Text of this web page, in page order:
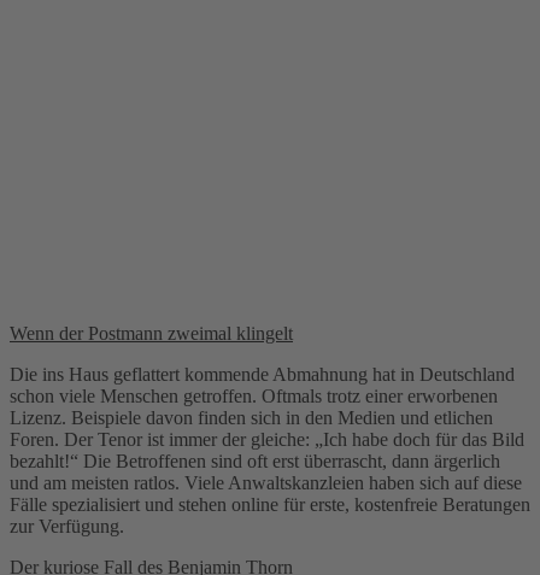
Wenn der Postmann zweimal klingelt
Die ins Haus geflattert kommende Abmahnung hat in Deutschland
schon viele Menschen getroffen. Oftmals trotz einer erworbenen
Lizenz. Beispiele davon finden sich in den Medien und etlichen
Foren. Der Tenor ist immer der gleiche: „Ich habe doch für das Bild
bezahlt!“ Die Betroffenen sind oft erst überrascht, dann ärgerlich
und am meisten ratlos. Viele Anwaltskanzleien haben sich auf diese
Fälle spezialisiert und stehen online für erste, kostenfreie Beratungen
zur Verfügung.
Der kuriose Fall des Benjamin Thorn